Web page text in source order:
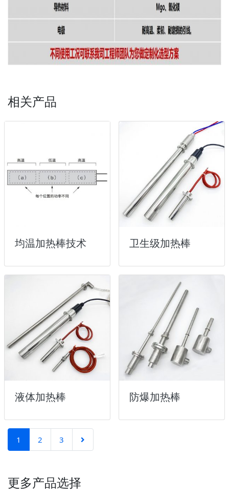
相关产品
均温加热棒技术 卫生级加热棒
液体加热棒 防爆加热棒
1 2 3
更多产品选择